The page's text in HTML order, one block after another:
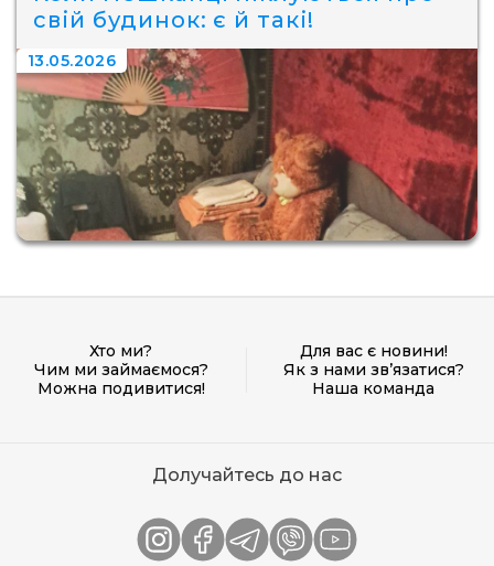
свій будинок: є й такі!
13.05.2026
Хто ми?
Чим ми займаємося?
Можна подивитися!
Для вас є новини!
Як з нами зв’язатися?
Наша команда
Долучайтесь до нас